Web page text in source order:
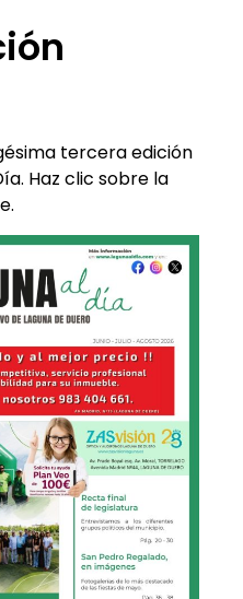
tercera edición
Haz clic sobre la